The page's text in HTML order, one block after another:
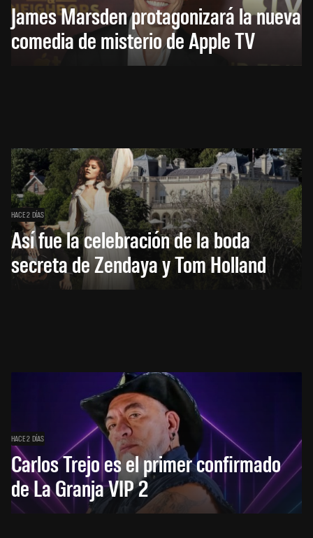
James Marsden protagonizará la nueva
comedia de misterio de Apple TV
HACE 2 DÍAS
Así fue la celebración de la boda
secreta de Zendaya y Tom Holland
HACE 2 DÍAS
Carlos Trejo es el primer confirmado
de La Granja VIP 2